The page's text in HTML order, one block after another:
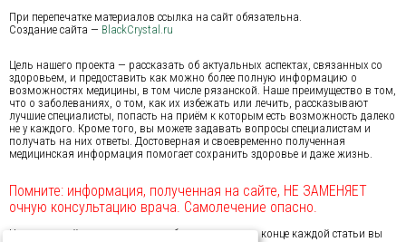
При перепечатке материалов ссылка на сайт обязательна.
Создание сайта — BlackCrystal.ru
Цель нашего проекта — рассказать об актуальных аспектах, связанных со
здоровьем, и предоставить как можно более полную информацию о
возможностях медицины, в том числе рязанской. Наше преимущество в том,
что о заболеваниях, о том, как их избежать или лечить, рассказывают
лучшие специалисты, попасть на приём к которым есть возможность далеко
не у каждого. Кроме того, вы можете задавать вопросы специалистам и
получать на них ответы. Достоверная и своевременно полученная
медицинская информация помогает сохранить здоровье и даже жизнь.
Помните: информация, полученная на сайте, НЕ ЗАМЕНЯЕТ
очную консультацию врача. Самолечение опасно.
На нашем сайте предусмотрена обратная связь: в конце каждой статьи вы